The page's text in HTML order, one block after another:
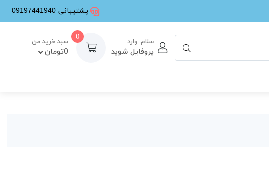
پشتیبانی 09197441940
سلام. وارد
پروفایل شوید
0
سبد خرید من
0تومان